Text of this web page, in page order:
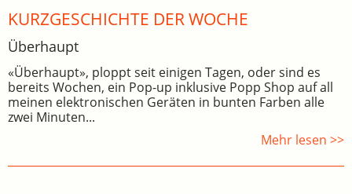
KURZGESCHICHTE DER WOCHE
Überhaupt
«Überhaupt», ploppt seit einigen Tagen, oder sind es
bereits Wochen, ein Pop-up inklusive Popp Shop auf all
meinen elektronischen Geräten in bunten Farben alle
zwei Minuten...
Mehr lesen >>